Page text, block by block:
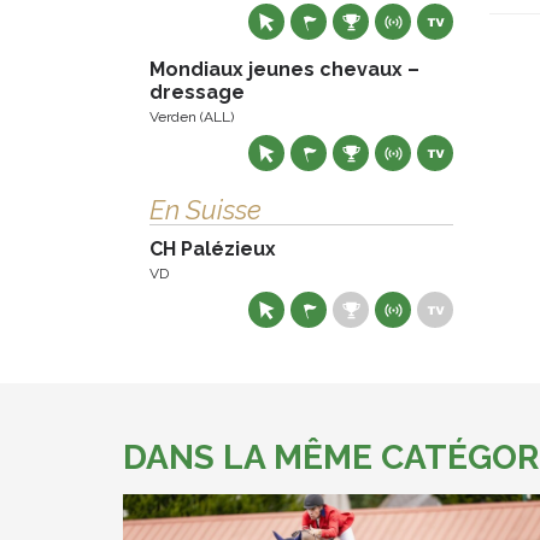
Mondiaux jeunes chevaux –
dressage
Verden (ALL)
En Suisse
CH Palézieux
VD
DANS LA MÊME